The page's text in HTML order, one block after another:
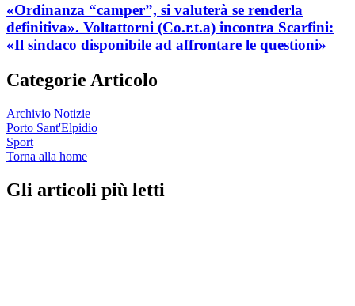
«Ordinanza “camper”, si valuterà se renderla
definitiva». Voltattorni (Co.r.t.a) incontra Scarfini:
«Il sindaco disponibile ad affrontare le questioni»
Categorie Articolo
Archivio Notizie
Porto Sant'Elpidio
Sport
Torna alla home
Gli articoli più letti